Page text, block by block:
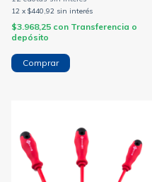
12 x $440,92 sin interés
$3.968,25 con Transferencia o
depósito